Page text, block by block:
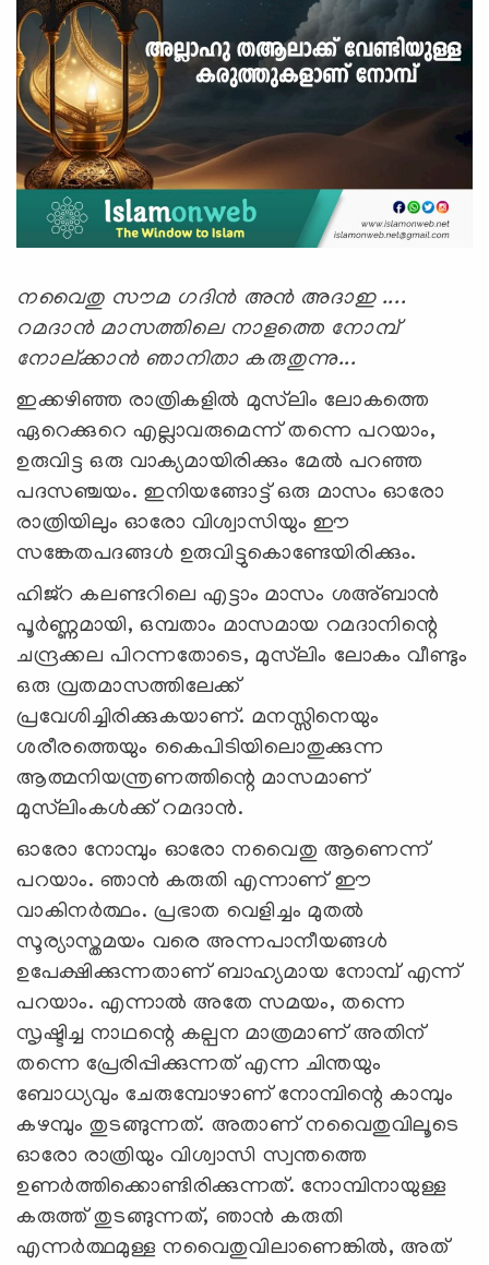
നവൈതു സൗമ ഗദിന്‍ അന്‍ അദാഇ ....
റമദാന്‍ മാസത്തിലെ നാളത്തെ നോമ്പ്
നോല്ക്കാന്‍ ഞാനിതാ കരുതുന്നു...
ഇക്കഴിഞ്ഞ രാത്രികളില്‍ മുസ്‍ലിം ലോകത്തെ
ഏറെക്കുറെ എല്ലാവരുമെന്ന് തന്നെ പറയാം,
ഉരുവിട്ട ഒരു വാക്യമായിരിക്കും മേല്‍ പറഞ്ഞ
പദസഞ്ചയം. ഇനിയങ്ങോട്ട് ഒരു മാസം ഓരോ
രാത്രിയിലും ഓരോ വിശ്വാസിയും ഈ
സങ്കേതപദങ്ങള്‍ ഉരുവിട്ടുകൊണ്ടേയിരിക്കും.
ഹിജ്റ കലണ്ടറിലെ എട്ടാം മാസം ശഅ്ബാന്‍
പൂര്‍ണ്ണമായി, ഒമ്പതാം മാസമായ റമദാനിന്റെ
ചന്ദ്രക്കല പിറന്നതോടെ, മുസ്‍ലിം ലോകം വീണ്ടും
ഒരു വ്രതമാസത്തിലേക്ക്
പ്രവേശിച്ചിരിക്കുകയാണ്. മനസ്സിനെയും
ശരീരത്തെയും കൈപിടിയിലൊതുക്കുന്ന
ആത്മനിയന്ത്രണത്തിന്റെ മാസമാണ്
മുസ്‍ലിംകള്‍ക്ക് റമദാന്‍.
ഓരോ നോമ്പും ഓരോ നവൈതു ആണെന്ന്
പറയാം. ഞാന്‍ കരുതി എന്നാണ് ഈ
വാകിനര്‍ത്ഥം. പ്രഭാത വെളിച്ചം മുതല്‍
സൂര്യാസ്തമയം വരെ അന്നപാനീയങ്ങള്‍
ഉപേക്ഷിക്കുന്നതാണ് ബാഹ്യമായ നോമ്പ് എന്ന്
പറയാം. എന്നാല്‍ അതേ സമയം, തന്നെ
സൃഷ്ടിച്ച നാഥന്റെ കല്പന മാത്രമാണ് അതിന്
തന്നെ പ്രേരിപ്പിക്കുന്നത് എന്ന ചിന്തയും
ബോധ്യവും ചേരുമ്പോഴാണ് നോമ്പിന്റെ കാമ്പും
കഴമ്പും തുടങ്ങുന്നത്. അതാണ് നവൈതുവിലൂടെ
ഓരോ രാത്രിയും വിശ്വാസി സ്വന്തത്തെ
ഉണര്‍ത്തിക്കൊണ്ടിരിക്കുന്നത്. നോമ്പിനായുള്ള
കരുത്ത് തുടങ്ങുന്നത്, ഞാന്‍ കരുതി
എന്നര്‍ത്ഥമുള്ള നവൈതുവിലാണെങ്കില്‍, അത്